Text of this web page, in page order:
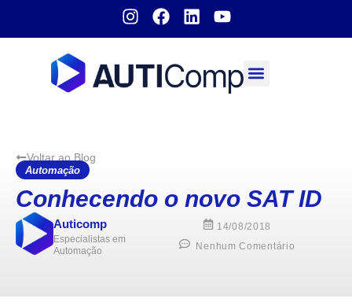
Voltar ao Blog
Automação
Conhecendo o novo SAT ID
Auticomp
Especialistas em
Automação
14/08/2018
Nenhum Comentário